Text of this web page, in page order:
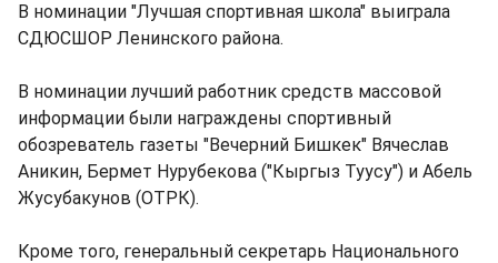
В номинации "Лучшая спортивная школа" выиграла
СДЮСШОР Ленинского района.
В номинации лучший работник средств массовой
информации были награждены спортивный
обозреватель газеты "Вечерний Бишкек" Вячеслав
Аникин, Бермет Нурубекова ("Кыргыз Туусу") и Абель
Жусубакунов (ОТРК).
Кроме того, генеральный секретарь Национального